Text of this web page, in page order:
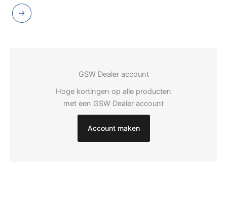
→
GSW Dealer account
Hoge kortingen op alle producten
met een GSW Dealer account
Account maken